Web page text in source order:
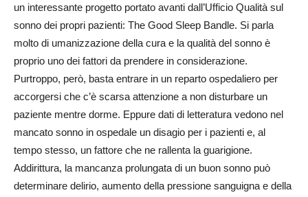
un interessante progetto portato avanti dall’Ufficio Qualità sul
sonno dei propri pazienti: The Good Sleep Bandle. Si parla
molto di umanizzazione della cura e la qualità del sonno è
proprio uno dei fattori da prendere in considerazione.
Purtroppo, però, basta entrare in un reparto ospedaliero per
accorgersi che c’è scarsa attenzione a non disturbare un
paziente mentre dorme. Eppure dati di letteratura vedono nel
mancato sonno in ospedale un disagio per i pazienti e, al
tempo stesso, un fattore che ne rallenta la guarigione.
Addirittura, la mancanza prolungata di un buon sonno può
determinare delirio, aumento della pressione sanguigna e della